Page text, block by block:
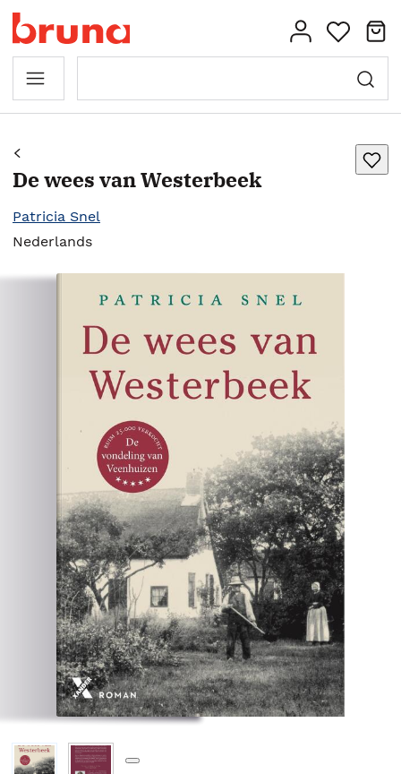
De wees van Westerbeek
Patricia Snel
Nederlands